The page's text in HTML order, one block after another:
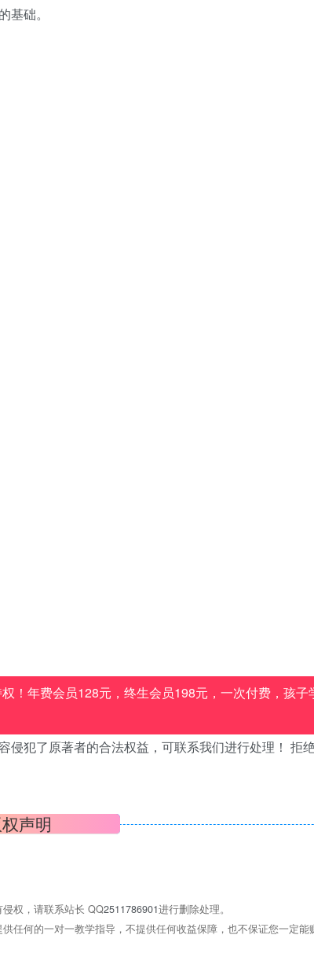
础。
！年费会员128元，终生会员198元，一次付费，孩子
犯了原著者的合法权益，可联系我们进行处理！ 拒
声明
权，请联系站长 QQ2511786901进行删除处理。
任何的一对一教学指导，不提供任何收益保障，也不保证您一定能